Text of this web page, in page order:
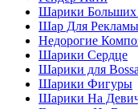
Шарики Больших
Шар Для
Недорогие
Шарики Сердце
Шарики для Воssa
Шарики Фигуры
Шарики На